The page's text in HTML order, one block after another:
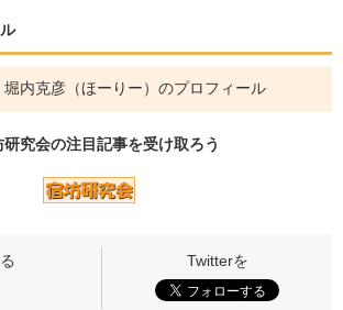
内克彦（ほーりー）のプロフィール
研究会の注目記事を受け取ろう